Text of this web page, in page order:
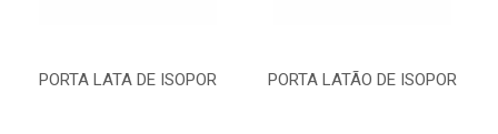
PORTA LATA DE ISOPOR PORTA LATÃO DE ISOPOR